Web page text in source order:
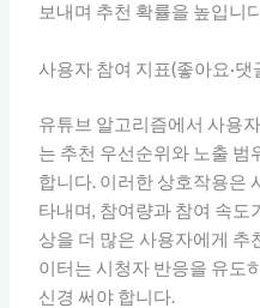
보내며 추천 확률을 높입니
사용자 참여 지표(좋아요·댓
유튜브 알고리즘에서 사용
는 추천 우선순위와 노출 범
합니다. 이러한 상호작용은
타내며, 참여량과 참여 속도
상을 더 많은 사용자에게 추
이터는 시청자 반응을 유도
신경 써야 합니다.